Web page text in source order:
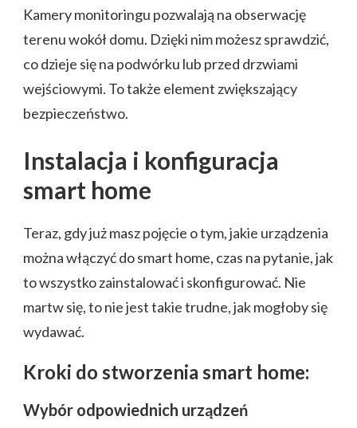
Kamery monitoringu pozwalają na obserwację
terenu wokół domu. Dzięki nim możesz sprawdzić,
co dzieje się na podwórku lub przed drzwiami
wejściowymi. To także element zwiększający
bezpieczeństwo.
Instalacja i konfiguracja
smart home
Teraz, gdy już masz pojęcie o tym, jakie urządzenia
można włączyć do smart home, czas na pytanie, jak
to wszystko zainstalować i skonfigurować. Nie
martw się, to nie jest takie trudne, jak mogłoby się
wydawać.
Kroki do stworzenia smart home:
Wybór odpowiednich urządzeń